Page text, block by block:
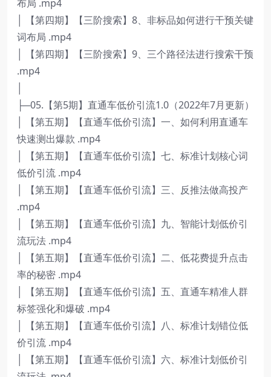
布局 .mp4
│ 【第四期】【三阶搜索】8、非标品如何进行干预关键
词布局 .mp4
│ 【第四期】【三阶搜索】9、三个路径法进行搜索干预
.mp4
├─05.【第5期】直通车低价引流1.0（2022年7月更新）
│ 【第五期】【直通车低价引流】一、如何利用直通车
快速测出爆款 .mp4
│ 【第五期】【直通车低价引流】七、标准计划核心词
低价引流 .mp4
│ 【第五期】【直通车低价引流】三、反推法做高投产
.mp4
│ 【第五期】【直通车低价引流】九、智能计划低价引
流玩法 .mp4
│ 【第五期】【直通车低价引流】二、低花费提升点击
率的秘密 .mp4
│ 【第五期】【直通车低价引流】五、直通车精准人群
标签强化和爆破 .mp4
│ 【第五期】【直通车低价引流】八、标准计划错位低
价引流 .mp4
│ 【第五期】【直通车低价引流】六、标准计划低价引